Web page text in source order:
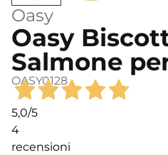
Oasy
Oasy
Salmone
OASY0128
5,0/5
4
recensioni